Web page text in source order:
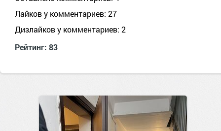
Лайков у комментариев: 27
Дизлайков у комментариев: 2
Рейтинг: 83